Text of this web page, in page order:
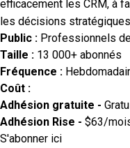
efficacement les CRM, à
les décisions
Public : Professionnels
Taille : 13 000+ abonnés
Fréquence :
Coût :
Adhésion gratuite -
Adhésion Rise - $63/
S'abonner ici